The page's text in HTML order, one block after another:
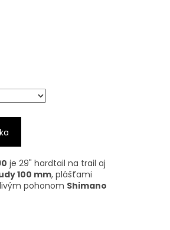
je 29" hardtail na trail aj
100 mm, plášťami
pohonom Shimano